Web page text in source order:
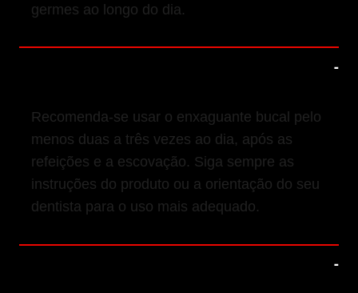
germes ao longo do dia.
Recomenda-se usar o enxaguante bucal pelo
menos duas a três vezes ao dia, após as
refeições e a escovação. Siga sempre as
instruções do produto ou a orientação do seu
dentista para o uso mais adequado.